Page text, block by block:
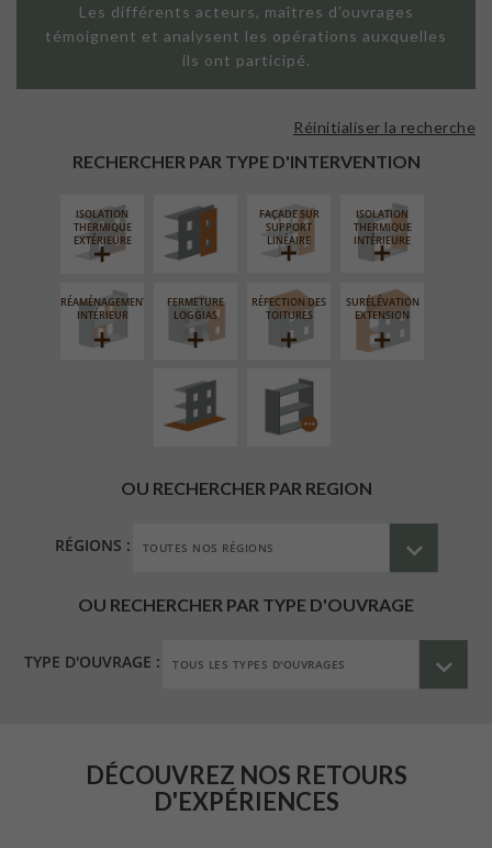
Les différents acteurs, maîtres d'ouvrages
témoignent et analysent les opérations auxquelles
ils ont participé.
RECHERCHER PAR TYPE D'INTERVENTION
Réinitialiser la recherche
ISOLATION
THERMIQUE
EXTÉRIEURE
FAÇADE SUR
SUPPORT
LINÉAIRE
ISOLATION
THERMIQUE
INTÉRIEURE
RÉAMÉNAGEMENT
INTÉRIEUR
FERMETURE
LOGGIAS
RÉFECTION DES
TOITURES
SURÉLÉVATION
EXTENSION
AMÉNAGEMENT
EXTÉRIEUR
PROCÉDÉ
PARTICULIER
OU RECHERCHER PAR REGION
RÉGIONS :
OU RECHERCHER PAR TYPE D'OUVRAGE
TYPE D'OUVRAGE :
DÉCOUVREZ NOS RETOURS
D'EXPÉRIENCES